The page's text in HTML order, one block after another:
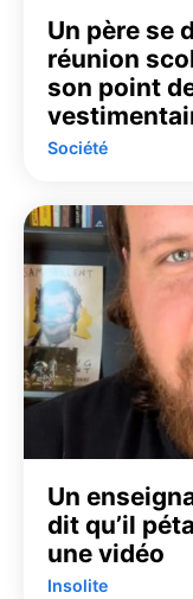
Un père se
réunion
son point
Société
Un
dit qu’il
une vidéo
Insolite